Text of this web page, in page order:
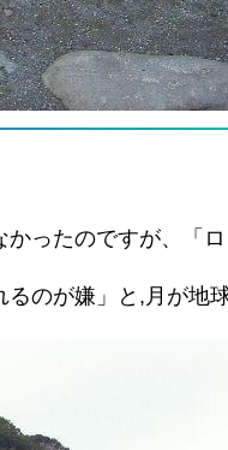
ったのですが、「
のが嫌」と,月が地